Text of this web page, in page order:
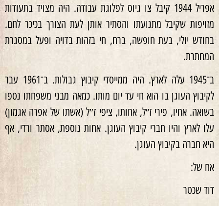
אפריל 1944 קיבל צו גיוס לפלוגת עבודה. היה מצויד בתעודות
מזויפות שקיבל מתנועתו והסתיר אותן לעת הצורך בכיכר לחם.
בחודש יולי, בעת חופשה, ברח, חי בזהות בדויה ופעל במסגרת
המחתרת.
ב־1945 עלה לארץ. היה ממייסדי קיבוץ גבולות. ב־1961 עבר
לקיבוץ העוגן בו הוא חי עד יום מותו. כמאה מבני משפחתו נספו
בשואה. אחיו, פירי ז״ל, אחותו, ציפי ז׳׳ל (אשתו של אפרה אגמון)
עלו לארץ והיו חברי קיבוץ העוגן. אחות נוספת, אסתר ורדי, אף
היא חברה בקיבוץ העוגן.
אח של:
דוד שכטר